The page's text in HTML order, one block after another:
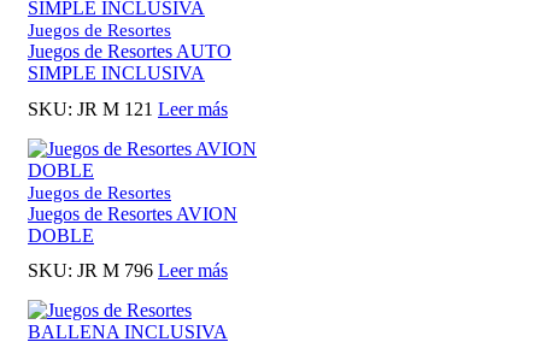
Juegos de Resortes
Juegos de Resortes AUTO
SIMPLE INCLUSIVA
SKU: JR M 121 Leer más
Juegos de Resortes
Juegos de Resortes AVION
DOBLE
SKU: JR M 796 Leer más